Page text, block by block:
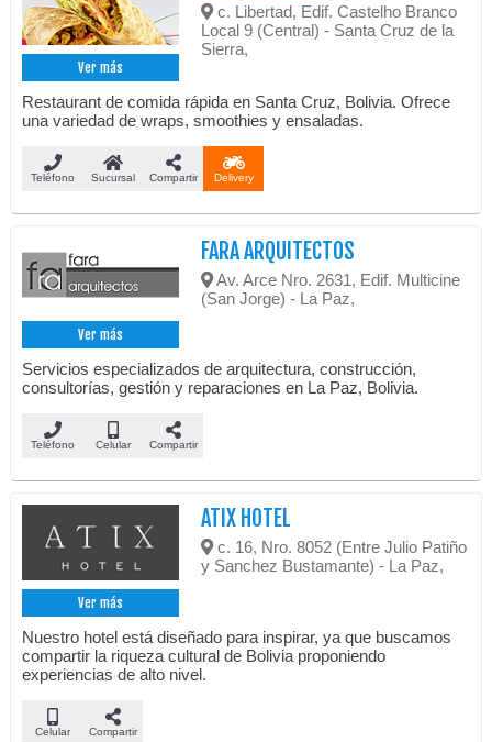
Ver más
c. Libertad, Edif. Castelho Branco
Local 9 (Central) - Santa Cruz de la
Sierra,
Restaurant de comida rápida en Santa Cruz, Bolivia. Ofrece
una variedad de wraps, smoothies y ensaladas.
Teléfono Sucursal Compartir Delivery
Ver más
FARA ARQUITECTOS
Av. Arce Nro. 2631, Edif. Multicine
(San Jorge) - La Paz,
Servicios especializados de arquitectura, construcción,
consultorías, gestión y reparaciones en La Paz, Bolivia.
Teléfono Celular Compartir
Ver más
ATIX HOTEL
c. 16, Nro. 8052 (Entre Julio Patiño
y Sanchez Bustamante) - La Paz,
Nuestro hotel está diseñado para inspirar, ya que buscamos
compartir la riqueza cultural de Bolivia proponiendo
experiencias de alto nivel.
Celular Compartir